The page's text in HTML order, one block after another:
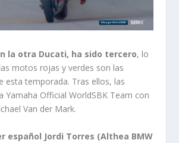
la otra Ducati, ha sido tercero, lo
motos rojas y verdes son las
esta temporada. Tras ellos, las
Yamaha Official WorldSBK Team con
Van der Mark.
español Jordi Torres (Althea BMW